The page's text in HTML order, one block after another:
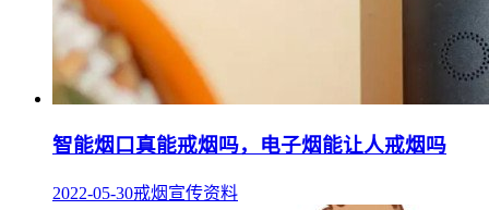
智能烟口真能戒烟吗，电子烟能让人戒烟吗
2022-05-30戒烟宣传资料